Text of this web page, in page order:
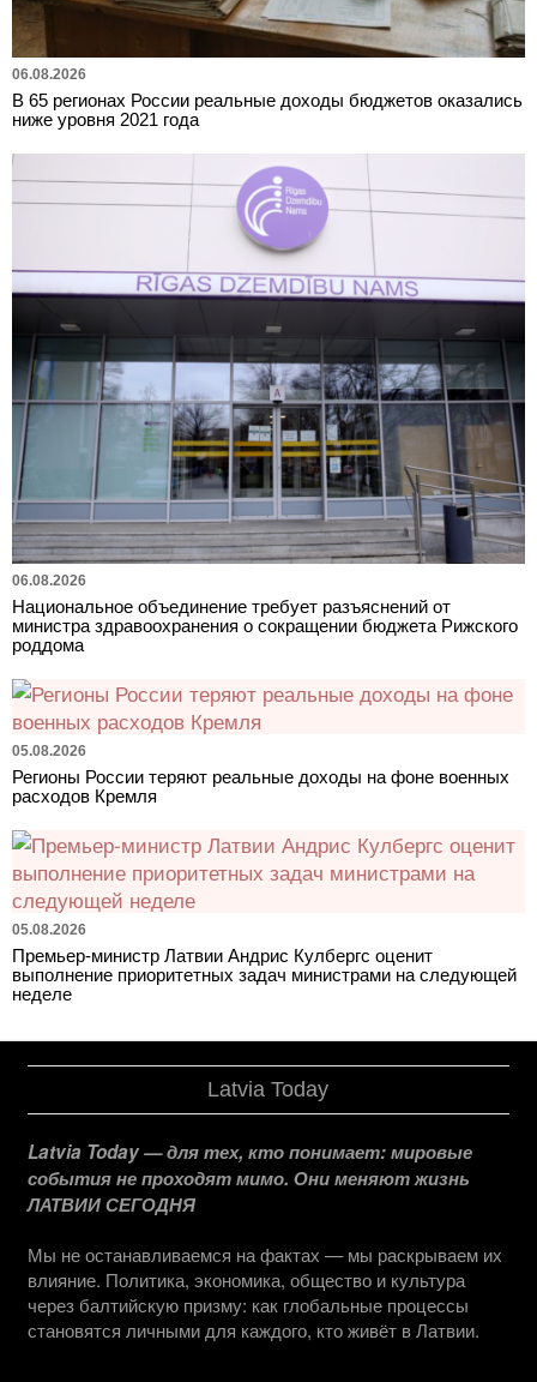
06.08.2026
В 65 регионах России реальные доходы бюджетов оказались
ниже уровня 2021 года
06.08.2026
Национальное объединение требует разъяснений от
министра здравоохранения о сокращении бюджета Рижского
роддома
05.08.2026
Регионы России теряют реальные доходы на фоне военных
расходов Кремля
05.08.2026
Премьер-министр Латвии Андрис Кулбергс оценит
выполнение приоритетных задач министрами на следующей
неделе
Latvia Today
Latvia Today — для тех, кто понимает: мировые
события не проходят мимо. Они меняют жизнь
ЛАТВИИ СЕГОДНЯ
Мы не останавливаемся на фактах — мы раскрываем их
влияние. Политика, экономика, общество и культура
через балтийскую призму: как глобальные процессы
становятся личными для каждого, кто живёт в Латвии.